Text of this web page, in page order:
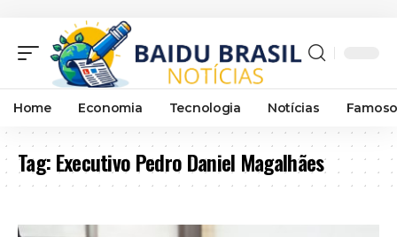
Home Economia Tecnologia Notícias
Tag:Executivo Pedro Daniel Magalhães